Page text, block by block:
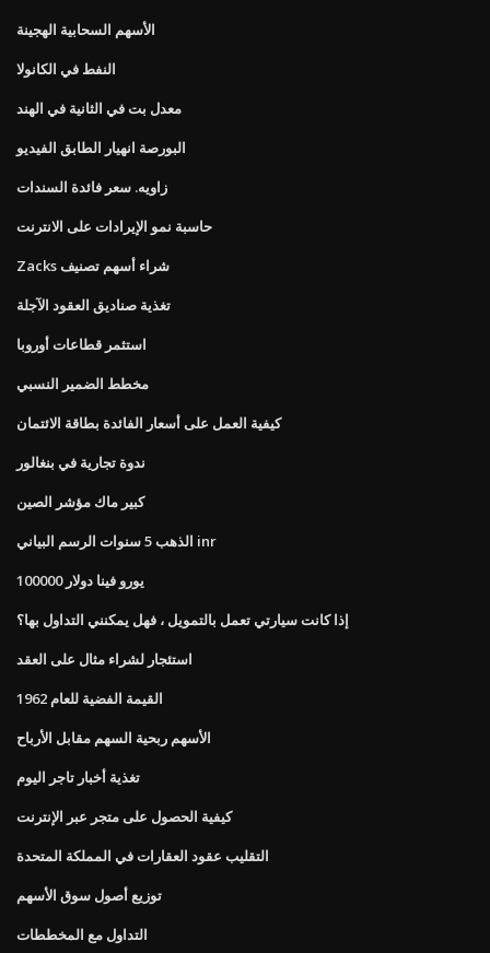
الأسهم السحابية الهجينة
النفط في الكانولا
معدل بت في الثانية في الهند
البورصة انهيار الطابق الفيديو
زاويه. سعر فائدة السندات
حاسبة نمو الإيرادات على الانترنت
Zacks شراء أسهم تصنيف
تغذية صناديق العقود الآجلة
استثمر قطاعات أوروبا
مخطط الضمير النسبي
كيفية العمل على أسعار الفائدة بطاقة الائتمان
ندوة تجارية في بنغالور
كبير ماك مؤشر الصين
الذهب 5 سنوات الرسم البياني inr
100000 يورو فينا دولار
إذا كانت سيارتي تعمل بالتمويل ، فهل يمكنني التداول بها؟
استئجار لشراء مثال على العقد
القيمة الفضية للعام 1962
الأسهم ربحية السهم مقابل الأرباح
تغذية أخبار تاجر اليوم
كيفية الحصول على متجر عبر الإنترنت
التقليب عقود العقارات في المملكة المتحدة
توزيع أصول سوق الأسهم
التداول مع المخططات